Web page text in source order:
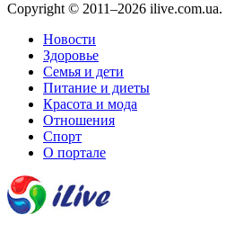
Copyright © 2011–2026
Новости
Здоровье
Семья и дети
Питание и диеты
Красота и мода
Отношения
Спорт
О портале